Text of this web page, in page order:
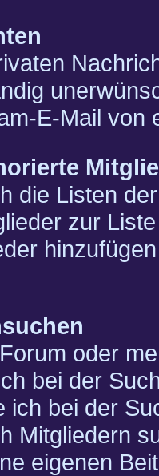
E-Mail von
die Listen
zur
oder
bei der
ich bei der
Mitgliedern
eigenen